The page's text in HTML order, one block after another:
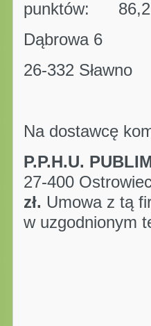
punktów:
Dąbrowa 6
26-332 Sławno
Na dostawcę
P.P.H.U.
27-400
zł. Umowa z tą
w uzgodnionym